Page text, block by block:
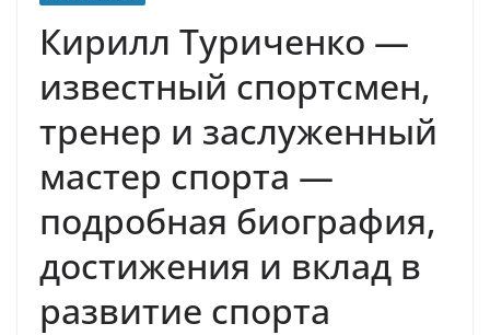
Кирилл Туриченко —
известный спортсмен,
тренер и заслуженный
мастер спорта —
подробная биография,
достижения и вклад в
развитие спорта